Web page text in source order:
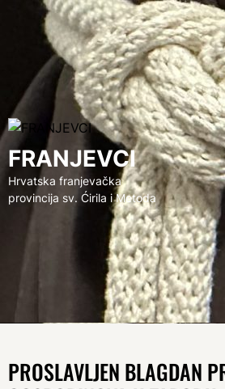
FRANJEVCI
FRANJEVCI
Hrvatska franjevačka
provincija sv. Ćirila i Metoda
PROSLAVLJEN BLAGDAN